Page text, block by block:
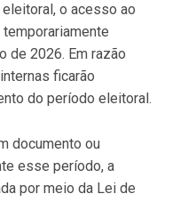
o acesso ao
de 2026. Em razão
ficarão
do período eleitoral.
documento ou
esse período, a
por meio da Lei de